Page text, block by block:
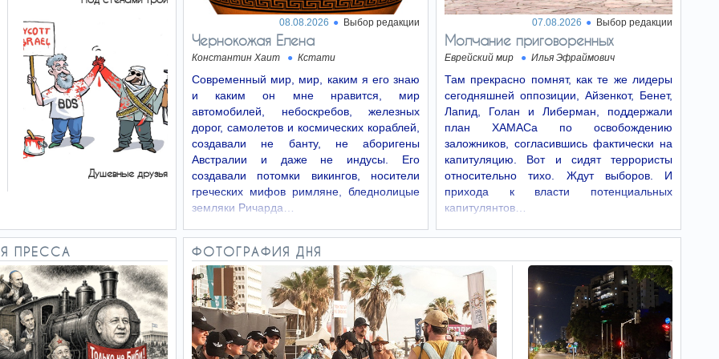
Анкориджа, на глубине около 10 километров.
09:01
Почему утром
жизнь кажется тяжелее,
Почему именно утром
симптомы подавленного
настроения могут быть наиболее сильными и
какие простые привычки помогают сделать
начало дня значительно легче.
08:52
Древняя болезнь,
которая уродует лицо,
вернулась — кто в зоне
Болезнь Хансена способна вызывать паралич
08:51
Опасение нового
7 октября - ЦАХАЛ нашел
брешь на границе с Газой
Силы ЦАХАЛа заметили на
границе с Газой серьезную
проблему с безопасностью, которая может
Душевные друзья
08.08.2026 Выбор редакции
Чернокожая Елена
Константин Хаит Кстати
Современный мир, мир, каким я его знаю
и каким он мне нравится, мир
автомобилей, небоскребов, железных
дорог, самолетов и космических кораблей,
создавали не банту, не аборигены
Австралии и даже не индусы. Его
создавали потомки викингов, носители
греческих мифов римляне, бледнолицые
земляки Ричарда…
07.08.2026 Выбор редакции
Молчание приговоренных
Еврейский мир Илья Эфраймович
Там прекрасно помнят, как те же лидеры
сегодняшней оппозиции, Айзенкот, Бенет,
Лапид, Голан и Либерман, поддержали
план ХАМАСа по освобождению
заложников, согласившись фактически на
капитуляцию. Вот и сидят террористы
относительно тихо. Ждут выборов. И
прихода к власти потенциальных
капитулянтов…
ПРЕССА ФОТОГРАФИЯ ДНЯ